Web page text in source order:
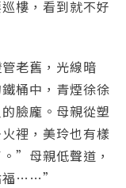
樓，看到就不好
老舊，光線暗
桶中，青煙徐徐
臉龐。母親從塑
裡，美玲也有樣
”母親低聲道，
福……”